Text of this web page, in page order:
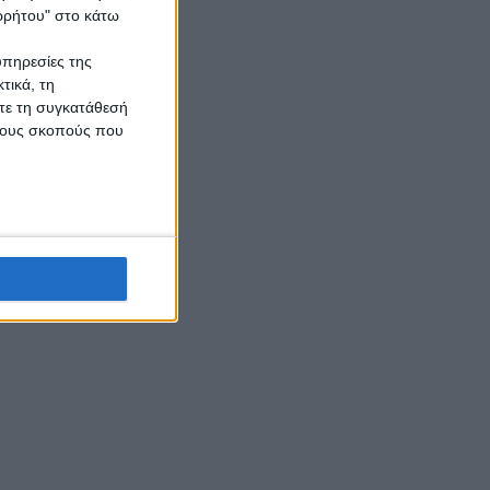
στο κάτω
της
τη
τη συγκατάθεσή
σκοπούς που